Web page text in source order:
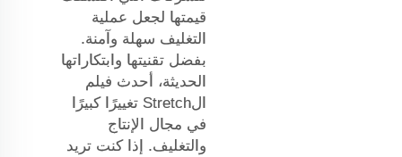
قيمتها لجعل عملية
التغليف سهلة وآمنة.
بفضل تقنيتها وابتكاراتها
الحديثة، أحدث فيلم
الStretch تغييرًا كبيرًا
في مجال الإنتاج
والتغليف. إذا كنت تريد